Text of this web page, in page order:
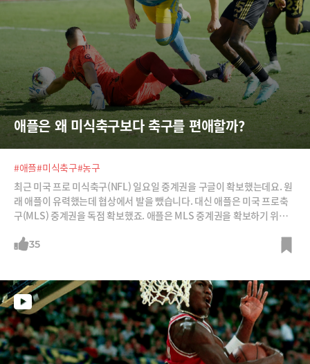
애플은 왜 미식축구보다 축구를 편애할까?
#애플#미식축구#농구
최근 미국 프로 미식축구(NFL) 일요일 중계권을 구글이 확보했는데요. 원
래 애플이 유력했는데 협상에서 발을 뺐습니다. 대신 애플은 미국 프로축
구(MLS) 중계권을 독점 확보했죠. 애플은 MLS 중계권을 확보하기 위해
그냥 축구일까요? 그 이유는 하나는 미국의 알파세대가 축구에 꽂혔기 때
35